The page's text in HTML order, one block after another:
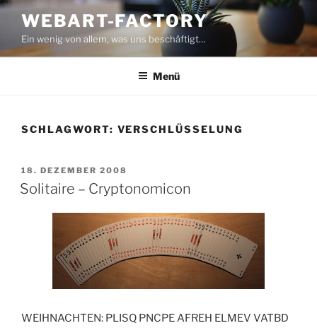
Zum
Inhalt
springen
WEBART-FACTORY
Ein wenig von allem, was uns beschäftigt…
Menü
SCHLAGWORT: VERSCHLÜSSELUNG
VERÖFFENTLICHT
AM
18. DEZEMBER 2008
Solitaire – Cryptonomicon
WEIHNACHTEN: PLISQ PNCPE AFREH ELMEV VATBD